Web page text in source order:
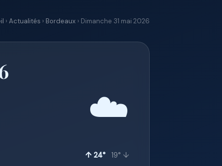
› Actualités › Bordeaux › Dimanche 31 mai 2026
☁️
↑ 24° 19° ↓